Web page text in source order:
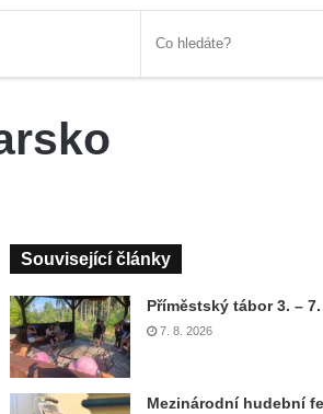
Související články
Příměstský tábor 3. – 7.
7. 8. 2026
Mezinárodní hudební